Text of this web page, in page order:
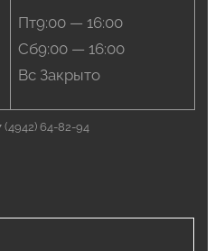
Пт9:00 — 16:00
Сб9:00 — 16:00
Вс Закрыто
(4942) 64-82-94